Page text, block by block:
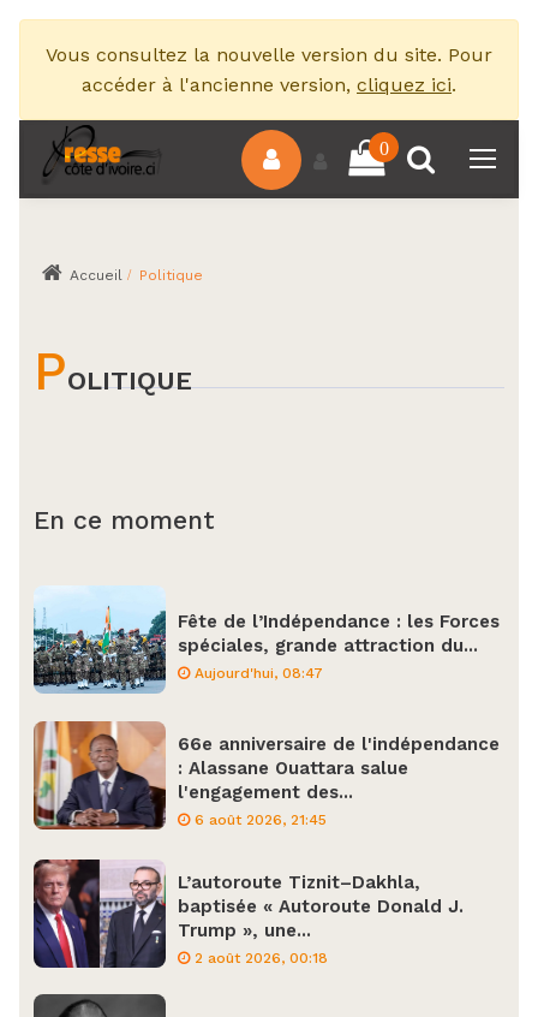
Vous consultez la nouvelle version du site. Pour
accéder à l'ancienne version, cliquez ici.
0
Accueil Politique
POLITIQUE
En ce moment
Fête de l’Indépendance : les Forces
spéciales, grande attraction du...
Aujourd'hui, 08:47
66e anniversaire de l'indépendance
: Alassane Ouattara salue
l'engagement des...
6 août 2026, 21:45
L’autoroute Tiznit–Dakhla,
baptisée « Autoroute Donald J.
Trump », une...
2 août 2026, 00:18